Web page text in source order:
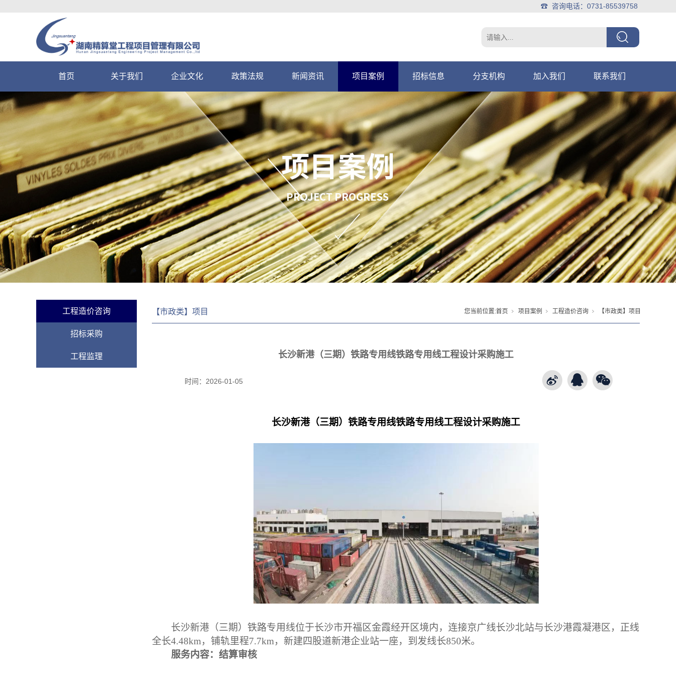
☎ 咨询电话：0731-85539758
首页 关于我们 企业文化 政策法规 新闻资讯 项目案例 招标信息 分支机构 加入我们 联系我们
工程造价咨询
招标采购
工程监理
【市政类】项目 您当前位置:首页 项目案例 工程造价咨询 【市政类】项目
长沙新港（三期）铁路专用线铁路专用线工程设计采购施工
时间： 2026-01-05
长沙新港（三期）铁路专用线铁路专用线工程设计采购施工
长沙新港（三期）铁路专用线位于长沙市开福区金霞经开区境内，连接京广线长沙北站与长沙港霞凝港区，正线
全长4.48km，铺轨里程7.7km，新建四股道新港企业站一座，到发线长850米。
服务内容：结算审核